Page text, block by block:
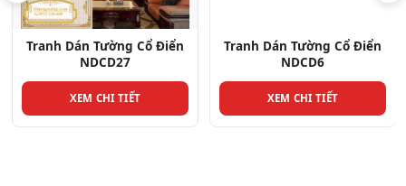
Tranh Dán Tường Cổ Điển
NDCD27
XEM CHI TIẾT
Tranh Dán Tường Cổ Điển
NDCD6
XEM CHI TIẾT